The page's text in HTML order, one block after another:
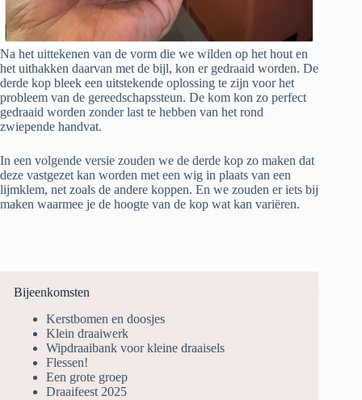
Na het uittekenen van de vorm die we wilden op het hout en
het uithakken daarvan met de bijl, kon er gedraaid worden. De
derde kop bleek een uitstekende oplossing te zijn voor het
probleem van de gereedschapssteun. De kom kon zo perfect
gedraaid worden zonder last te hebben van het rond
zwiepende handvat.
In een volgende versie zouden we de derde kop zo maken dat
deze vastgezet kan worden met een wig in plaats van een
lijmklem, net zoals de andere koppen. En we zouden er iets bij
maken waarmee je de hoogte van de kop wat kan variëren.
Bijeenkomsten
Kerstbomen en doosjes
Klein draaiwerk
Wipdraaibank voor kleine draaisels
Flessen!
Een grote groep
Draaifeest 2025